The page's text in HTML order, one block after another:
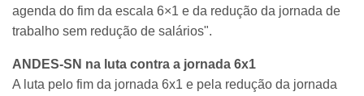
agenda do fim da escala 6×1 e da redução da jornada de
trabalho sem redução de salários".
ANDES-SN na luta contra a jornada 6x1
A luta pelo fim da jornada 6x1 e pela redução da jornada